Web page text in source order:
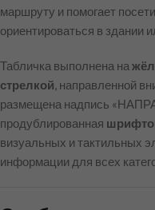
маршруту и помогает
ориентироваться в здании
Табличка выполнена на
стрелкой, направленной
размещена надпись
продублированная
визуальных и тактильных
информации для всех